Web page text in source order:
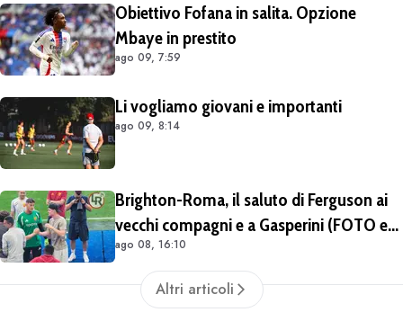
Obiettivo Fofana in salita. Opzione
Mbaye in prestito
ago 09, 7:59
Li vogliamo giovani e importanti
ago 09, 8:14
Brighton-Roma, il saluto di Ferguson ai
vecchi compagni e a Gasperini (FOTO e
VIDEO)
ago 08, 16:10
Altri articoli